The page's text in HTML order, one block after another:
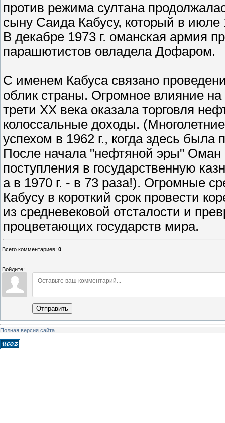
против режима султана
сыну Саида Кабусу, который в июле
В декабре 1973 г. оманская армия
парашютистов овладела Дофаром.
С именем Кабуса связано
облик страны. Огромное влияние
трети ХХ века оказала торговля
колоссальные доходы.
успехом в 1962 г., когда здесь
После начала "нефтяной эры" Оман
поступления в государственную
а в 1970 г. - в 73 раза!). Огромные
Кабусу в короткий срок провести
из средневековой отсталости и
процветающих государств мира.
Всего комментариев: 0
Войдите:
Отправить
Полная версия сайта